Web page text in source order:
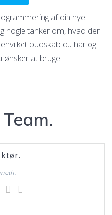
af din nye
nogle tanker om, hvad der
budskab du har og
ønsker at bruge.